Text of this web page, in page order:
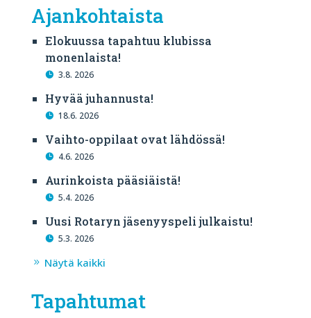
Ajankohtaista
Elokuussa tapahtuu klubissa
monenlaista!
3.8. 2026
Hyvää juhannusta!
18.6. 2026
Vaihto-oppilaat ovat lähdössä!
4.6. 2026
Aurinkoista pääsiäistä!
5.4. 2026
Uusi Rotaryn jäsenyyspeli julkaistu!
5.3. 2026
Näytä kaikki
Tapahtumat